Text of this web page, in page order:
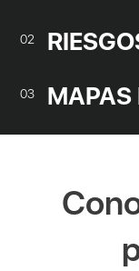
02
03 MAPAS